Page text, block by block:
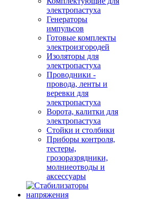
электропастуха
Генераторы
импульсов
Готовые комплекты
электроизгородей
Изоляторы для
электропастуха
Проводники -
провода, ленты и
веревки для
электропастуха
Ворота, калитки для
электропастуха
Стойки и столбики
Приборы контроля,
тестеры,
грозоразрядники,
молниеотводы и
аксессуары